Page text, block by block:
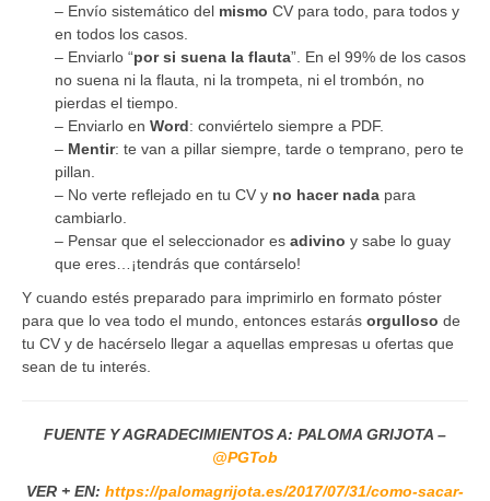
– Envío sistemático del mismo CV para todo, para todos y
en todos los casos.
– Enviarlo “por si suena la flauta”. En el 99% de los casos
no suena ni la flauta, ni la trompeta, ni el trombón, no
pierdas el tiempo.
– Enviarlo en Word: conviértelo siempre a PDF.
– Mentir: te van a pillar siempre, tarde o temprano, pero te
pillan.
– No verte reflejado en tu CV y no hacer nada para
cambiarlo.
– Pensar que el seleccionador es adivino y sabe lo guay
que eres…¡tendrás que contárselo!
Y cuando estés preparado para imprimirlo en formato póster
para que lo vea todo el mundo, entonces estarás orgulloso de
tu CV y de hacérselo llegar a aquellas empresas u ofertas que
sean de tu interés.
FUENTE Y AGRADECIMIENTOS A: PALOMA GRIJOTA –
@PGTob
VER + EN: https://palomagrijota.es/2017/07/31/como-sacar-